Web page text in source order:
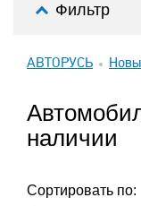
Фильтр
АВТОРУСЬ
наличии
Сортировать по: